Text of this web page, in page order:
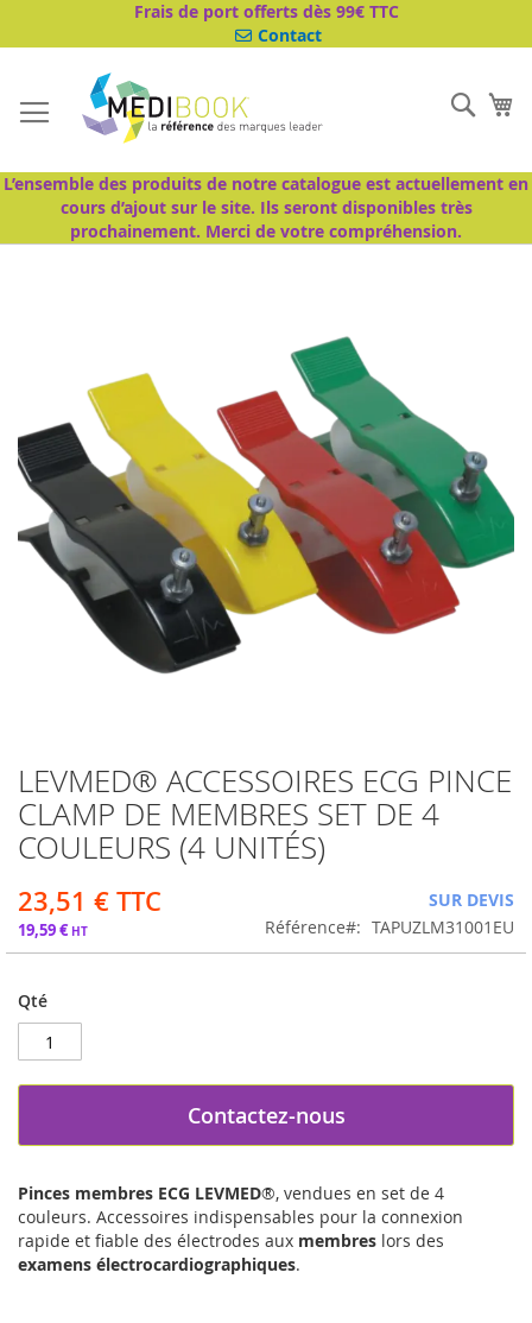
Frais de port offerts dès 99€ TTC
Contact
L’ensemble des produits de notre catalogue est actuellement en
cours d’ajout sur le site. Ils seront disponibles très
prochainement. Merci de votre compréhension.
LEVMED® ACCESSOIRES ECG PINCE
CLAMP DE MEMBRES SET DE 4
COULEURS (4 UNITÉS)
23,51 €
19,59 €
SUR DEVIS
Référence
TAPUZLM31001EU
Qté
Contactez-nous
Pinces membres ECG LEVMED®, vendues en set de 4
couleurs. Accessoires indispensables pour la connexion
rapide et fiable des électrodes aux membres lors des
examens électrocardiographiques.
galerie
d’images
Passer
au
début
de
Galerie
d’images